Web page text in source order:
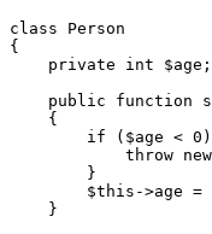
class Person
{
    private int $age;
public function
    {
if ($age <
throw
        }
$this->age =
    }